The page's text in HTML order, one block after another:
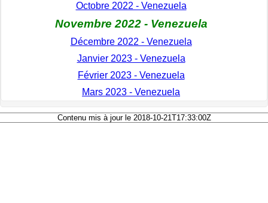
Octobre 2022 - Venezuela
Novembre 2022 - Venezuela
Décembre 2022 - Venezuela
Janvier 2023 - Venezuela
Février 2023 - Venezuela
Mars 2023 - Venezuela
Contenu mis à jour le 2018-10-21T17:33:00Z